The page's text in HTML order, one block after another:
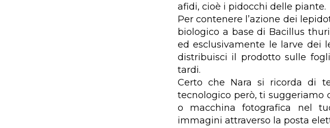
afidi, cioè i pidocchi delle piante.
Per contenere l’azione dei
biologico a base di Bacillus
ed esclusivamente le larve dei
distribuisci il prodotto sulle
tardi.
Certo che Nara si ricorda di
tecnologico però, ti suggeriamo
o macchina fotografica nel
immagini attraverso la posta